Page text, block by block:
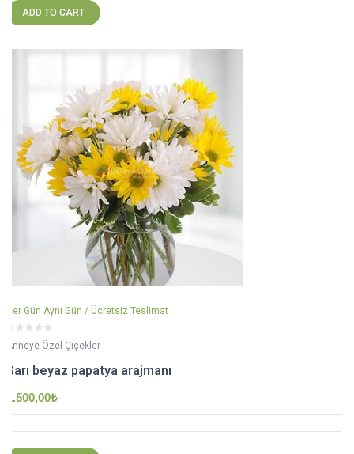
ADD TO CART
Her Gün Aynı Gün / Ücretsiz Teslimat
Anneye Özel Çiçekler
Sarı beyaz papatya arajmanı
1.500,00₺